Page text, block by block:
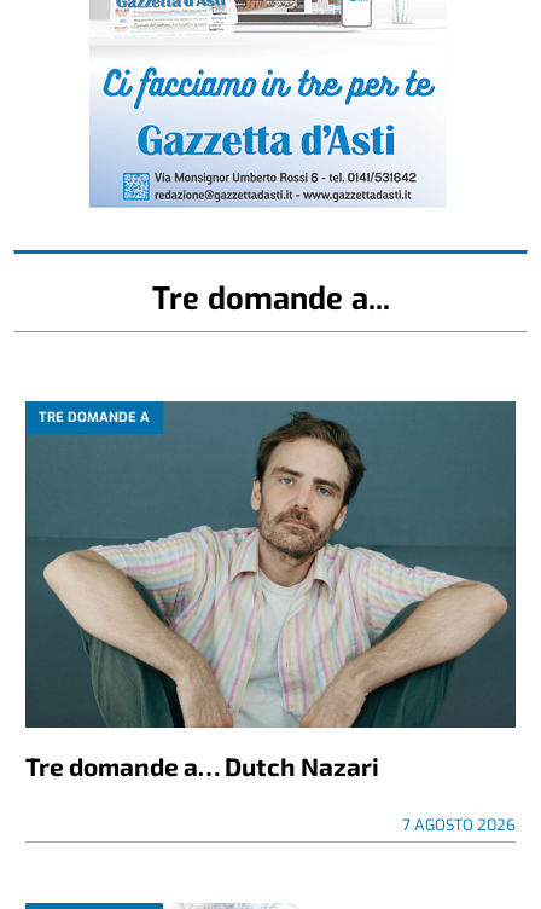
Tre domande a...
TRE DOMANDE A
Tre domande a… Dutch Nazari
7 AGOSTO 2026